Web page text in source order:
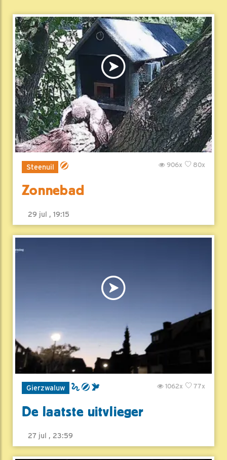
Steenuil 80x
906x
Zonnebad
29 jul , 19:15
Gierzwaluw 77x
1062x
De laatste uitvlieger
27 jul , 23:59